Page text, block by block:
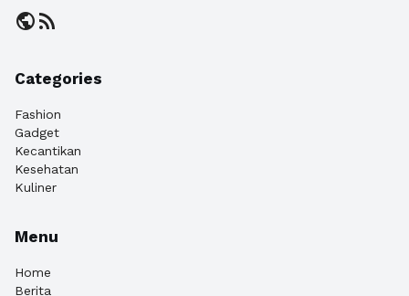
publicrss_feed
Categories
Fashion
Gadget
Kecantikan
Kesehatan
Kuliner
Menu
Home
Berita